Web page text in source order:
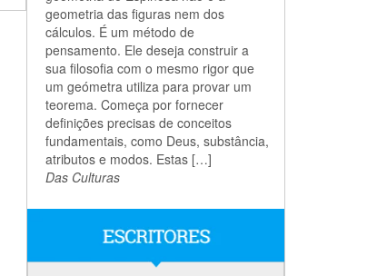
geometria das figuras nem dos
cálculos. É um método de
pensamento. Ele deseja construir a
sua filosofia com o mesmo rigor que
um geómetra utiliza para provar um
teorema. Começa por fornecer
definições precisas de conceitos
fundamentais, como Deus, substância,
atributos e modos. Estas […]
Das Culturas